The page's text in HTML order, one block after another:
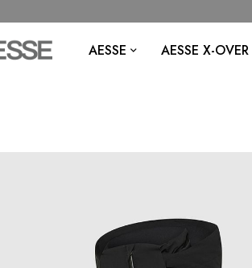
AESSE AESSE X-OVER